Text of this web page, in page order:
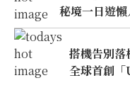
秘境一日遊懶
搭機告別落
全球首創